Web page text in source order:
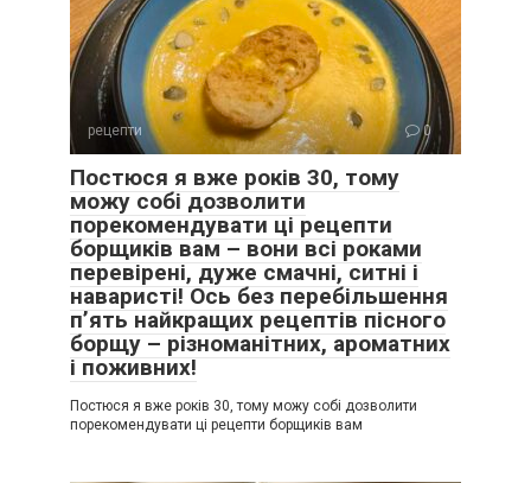
рецепти 0
Постюся я вже років 30, тому
можу собі дозволити
порекомендувати ці рецепти
борщиків вам – вони всі роками
перевірені, дуже смачні, ситні і
наваристі! Ось без перебільшення
п’ять найкращих рецептів пісного
борщу – різноманітних, ароматних
і поживних!
Постюся я вже років 30, тому можу собі дозволити
порекомендувати ці рецепти борщиків вам